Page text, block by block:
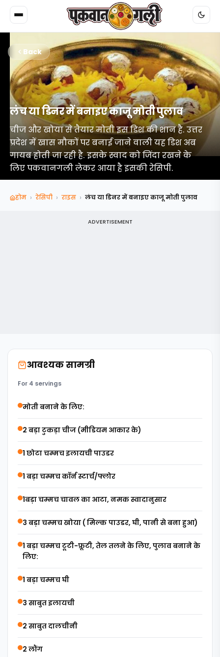
Back
लंच या डिनर में बनाइए काजू मोती पुलाव
चीज और खोया से तैयार मोती इस डिश की शान है. उत्तर
प्रदेश में खास मौकों पर बनाई जाने वाली यह डिश अब
गायब होती जा रही है. इसके स्वाद को जिंदा रखने के
लिए पकवानगली लेकर आया है इसकी रेसिपी.
होम › रेसिपी › राइस › लंच या डिनर में बनाइए काजू मोती पुलाव
ADVERTISEMENT
आवश्यक सामग्री
For 4 servings
मोती बनाने के लिए:
2 बड़ा टुकड़ा चीज (मीडियम आकार के)
1 छोटा चम्मच इलायची पाउडर
1 बड़ा चम्मच कॉर्न स्टार्च/फ्लोर
1बड़ा चम्मच चावल का आटा, नमक स्वादानुसार
3 बड़ा चम्मच खोया ( मिल्क पाउडर, घी, पानी से बना हुआ)
1 बड़ा चम्मच टूटी-फ्रूटी, तेल तलने के लिए, पुलाव बनाने के
लिए:
1 बड़ा चम्मच घी
3 साबुत इलायची
2 साबुत दालचीनी
2 लौंग